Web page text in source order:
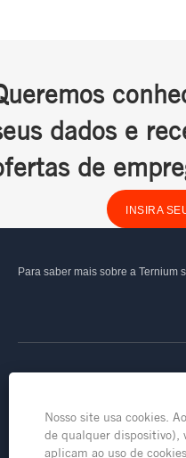
Nosso site usa cookies.
de qualquer dispositivo),
aplicam ao uso de
dados e
de
INSIRA
Para saber mais sobre a Ternium
Carreira